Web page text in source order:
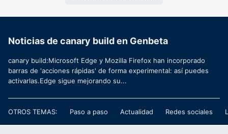
Noticias de canary build en Genbeta
canary build:Microsoft Edge y Mozilla Firefox han incorporado
barras de 'acciones rápidas' de forma experimental: así puedes
activarlas.Edge sigue mejorando su...
OTROS TEMAS: Paso a paso Actualidad Redes sociales